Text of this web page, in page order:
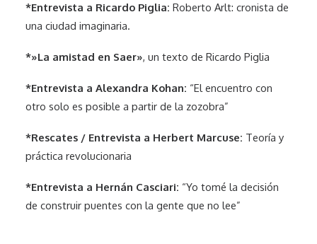
*Entrevista a Ricardo Piglia: Roberto Arlt: cronista de
una ciudad imaginaria.
*»La amistad en Saer», un texto de Ricardo Piglia
*Entrevista a Alexandra Kohan: “El encuentro con
otro solo es posible a partir de la zozobra”
*Rescates / Entrevista a Herbert Marcuse: Teoría y
práctica revolucionaria
*Entrevista a Hernán Casciari: “Yo tomé la decisión
de construir puentes con la gente que no lee”